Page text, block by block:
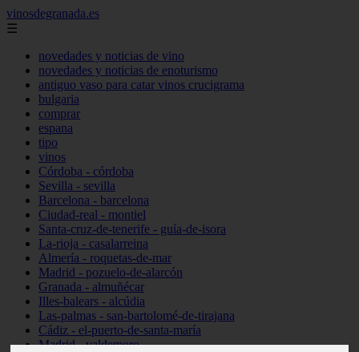
vinosdegranada.es
☰
novedades y noticias de vino
novedades y noticias de enoturismo
antiguo vaso para catar vinos crucigrama
bulgaria
comprar
espana
tipo
vinos
Córdoba - córdoba
Sevilla - sevilla
Barcelona - barcelona
Ciudad-real - montiel
Santa-cruz-de-tenerife - guía-de-isora
La-rioja - casalarreina
Almería - roquetas-de-mar
Madrid - pozuelo-de-alarcón
Granada - almuñécar
Illes-balears - alcúdia
Las-palmas - san-bartolomé-de-tirajana
Cádiz - el-puerto-de-santa-maría
Madrid - valdemoro